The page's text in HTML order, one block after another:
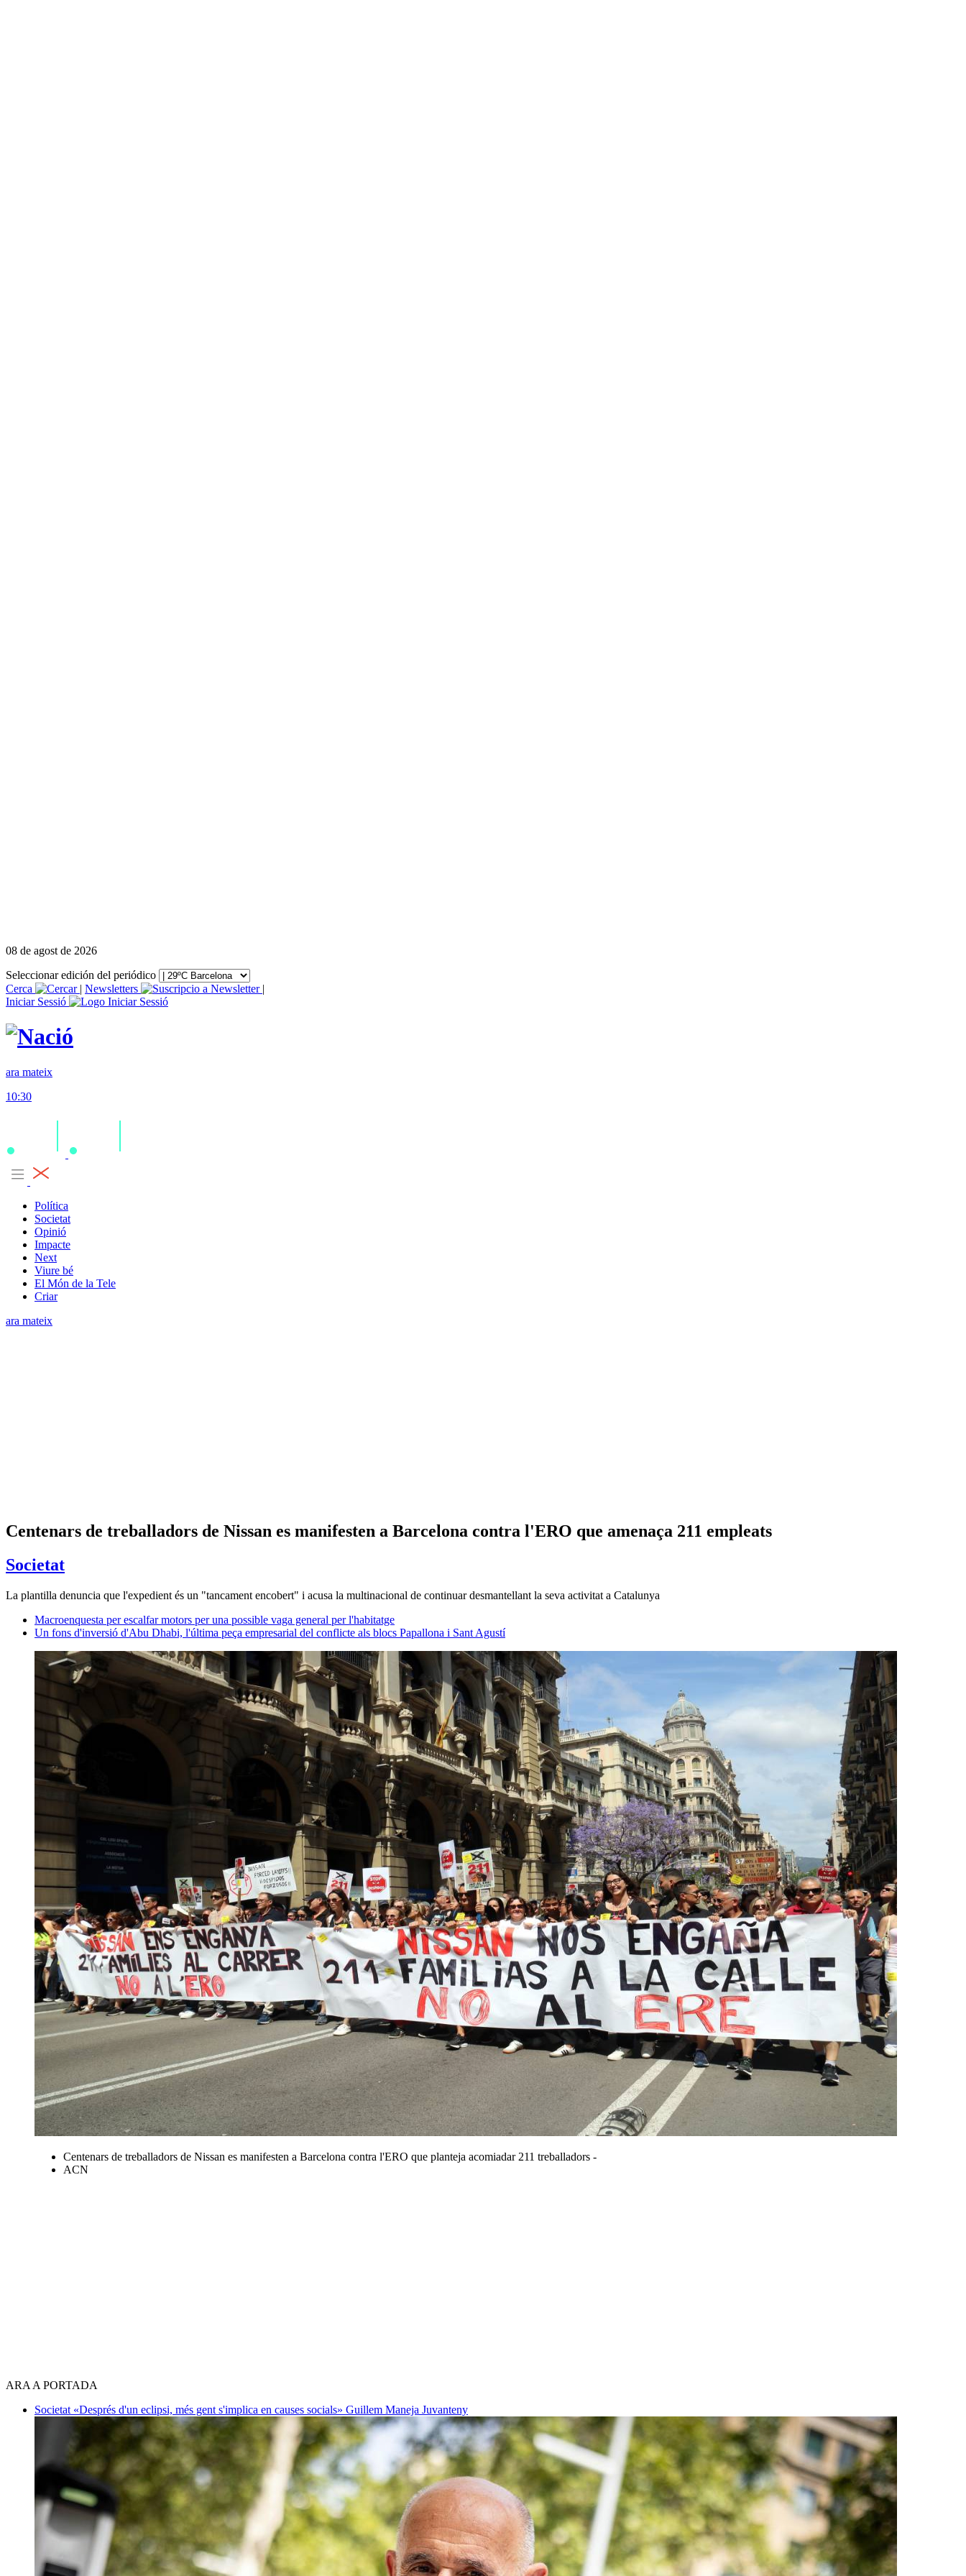
08 de agost de 2026
Seleccionar edición del periódico
Cerca
| Newsletters
|
Iniciar Sessió
ara mateix
10:30
Política
Societat
Opinió
Impacte
Next
Viure bé
El Món de la Tele
Criar
ara mateix
Centenars de treballadors de Nissan es manifesten a Barcelona contra l'ERO que amenaça 211 empleats
Societat
La plantilla denuncia que l'expedient és un "tancament encobert" i acusa la multinacional de continuar desmantellant la seva activitat a Catalunya
Macroenquesta per escalfar motors per una possible vaga general per l'habitatge
Un fons d'inversió d'Abu Dhabi, l'última peça empresarial del conflicte als blocs Papallona i Sant Agustí
Centenars de treballadors de Nissan es manifesten a Barcelona contra l'ERO que planteja acomiadar 211 treballadors -
ACN
ARA A PORTADA
Societat «Després d'un eclipsi, més gent s'implica en causes socials» Guillem Maneja Juvanteny